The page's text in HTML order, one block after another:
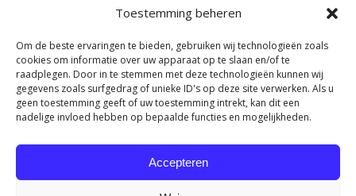
Toestemming beheren
Om de beste ervaringen te bieden, gebruiken wij technologieën zoals
cookies om informatie over uw apparaat op te slaan en/of te
raadplegen. Door in te stemmen met deze technologieën kunnen wij
gegevens zoals surfgedrag of unieke ID's op deze site verwerken. Als u
geen toestemming geeft of uw toestemming intrekt, kan dit een
nadelige invloed hebben op bepaalde functies en mogelijkheden.
Accepteren
december 24, 2022
Komende week is de laatste week om te kiezen
voor een andere zorgverzekering of een ander
verzekeringspakket. Maar hoe weet u nu welke
verzekering voor u de beste keuze is? Wist u
dat de meeste behandelingen fysiotherapie
niet binnen het basispakket vallen? Wij leggen
graag aan u uit hoe u het beste